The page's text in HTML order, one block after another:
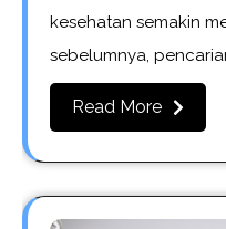
kesehatan semakin
sebelumnya,
Read More